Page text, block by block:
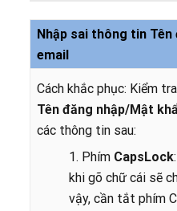
Nhập sai thông tin
email
Cách khắc phục: Kiểm
Tên đăng nhập/Mật
các thông tin sau:
1. Phím CapsLock:
khi gõ chữ cái sẽ
vậy, cần tắt phím